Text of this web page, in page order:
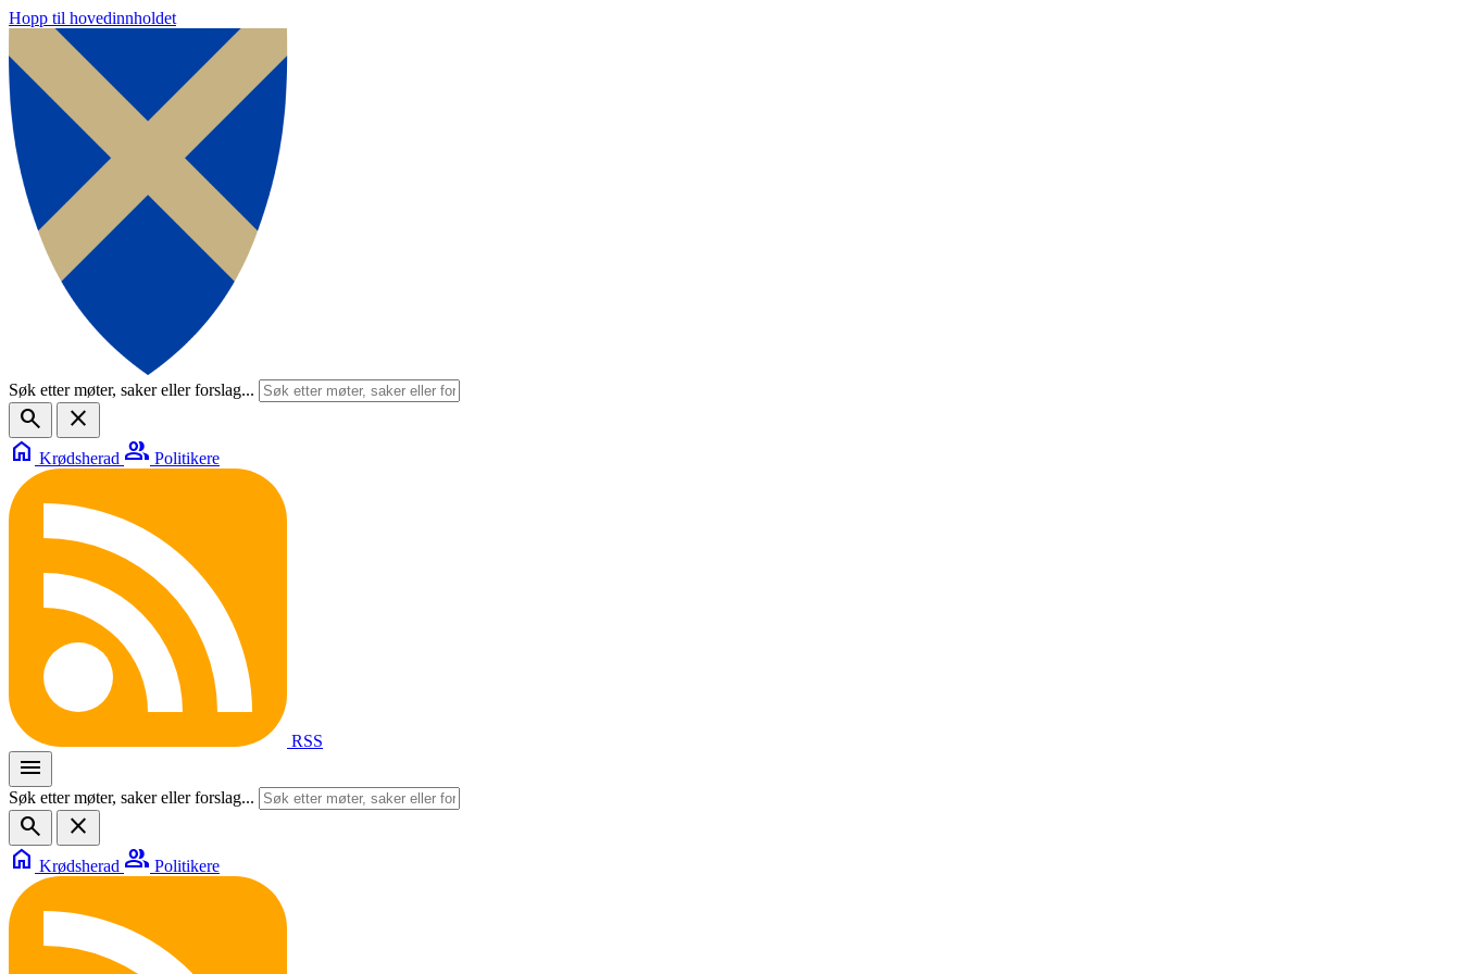
Hopp til hovedinnholdet
Søk etter møter, saker eller forslag...
search
close
home Krødsherad group Politikere
RSS
menu
Søk etter møter, saker eller forslag...
search
close
home Krødsherad group Politikere